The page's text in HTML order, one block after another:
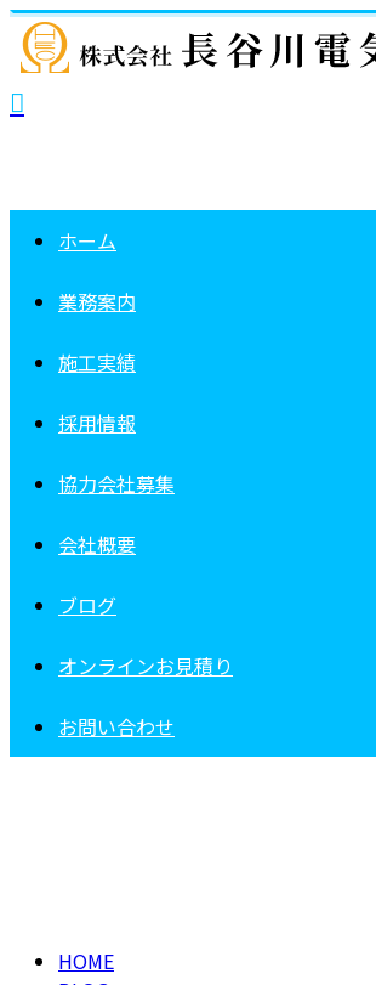
ホーム
業務案内
施工実績
採用情報
協力会社募集
会社概要
ブログ
オンラインお見積り
お問い合わせ
HOME